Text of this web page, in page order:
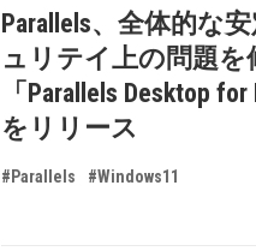
Parallels、全体的な
ュリテイ上の問題を
「Parallels Desktop for
をリリース
#Parallels #Windows11